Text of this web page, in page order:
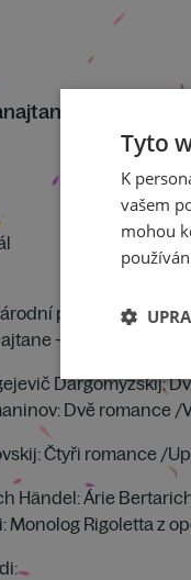
pěvecké soutěže
– klavír
Dargomyžskij:
Dvě romance /
Čtyři romance /
Händel: Árie
Monolog Rigoletta z
Tyto
K
vašem
mohou